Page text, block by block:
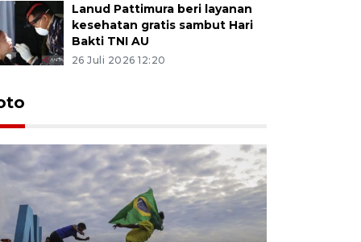
Lanud Pattimura beri layanan
kesehatan gratis sambut Hari
Bakti TNI AU
26 Juli 2026 12:20